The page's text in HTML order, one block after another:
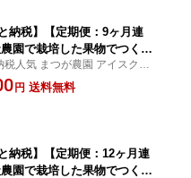
納税】【定期便：9ヶ月連
園で栽培した果物でつくっ
スを毎月お届け（味はお任
ヶ月：144個） 果物 フルー
人気 まつが農園 アイスクリー
イスクリーム 神奈川県 南足柄
園で栽培した果物や足柄平野の
円 送料無料
納税】【定期便：12ヶ月連
園で栽培した果物でつくっ